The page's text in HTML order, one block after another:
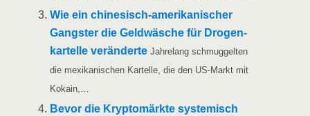
Wie ein chi­­ne­­sisch-ame­ri­­ka­­ni­­scher
Gangs­ter die Geld­wä­sche für Dro­gen­
kar­tel­le ver­än­der­te Jah­re­lang schmug­gel­ten
die mexi­ka­ni­schen Kar­tel­le, die den US-Markt mit
Kokain,…
Bevor die Kryp­to­märk­te sys­te­misch